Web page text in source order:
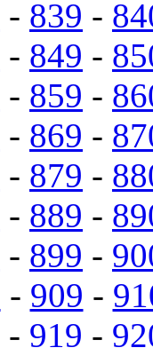
- 839 -
- 849 -
- 859 -
- 869 -
- 879 -
- 889 -
- 899 -
- 909 -
- 919 -